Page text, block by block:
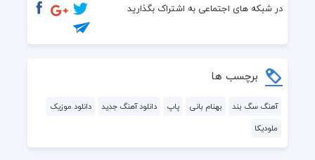
در شبکه های اجتماعی به اشتراک بگذارید
برچسب ها
آهنگ سگ بند بهنام بانی پاپ دانلود آهنگ جدید
دانلود موزیک
ملودیکا